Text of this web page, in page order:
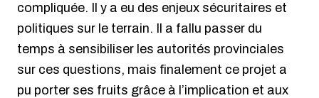
compliquée. Il y a eu des enjeux sécuritaires et
politiques sur le terrain. Il a fallu passer du
temps à sensibiliser les autorités provinciales
sur ces questions, mais finalement ce projet a
pu porter ses fruits grâce à l’implication et aux